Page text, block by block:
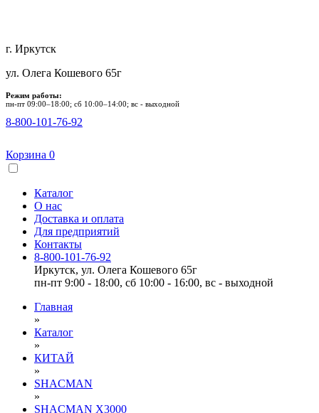
г. Иркутск
ул. Олега Кошевого 65г
Режим работы:
пн-пт 09:00–18:00; сб 10:00–14:00; вс - выходной
8-800-101-76-92
Корзина 0
Каталог
О нас
Доставка и оплата
Для предприятий
Контакты
8-800-101-76-92
Иркутск, ул. Олега Кошевого 65г
пн-пт 9:00 - 18:00, сб 10:00 - 16:00, вс - выходной
Главная
»
Каталог
»
КИТАЙ
»
SHACMAN
»
SHACMAN X3000